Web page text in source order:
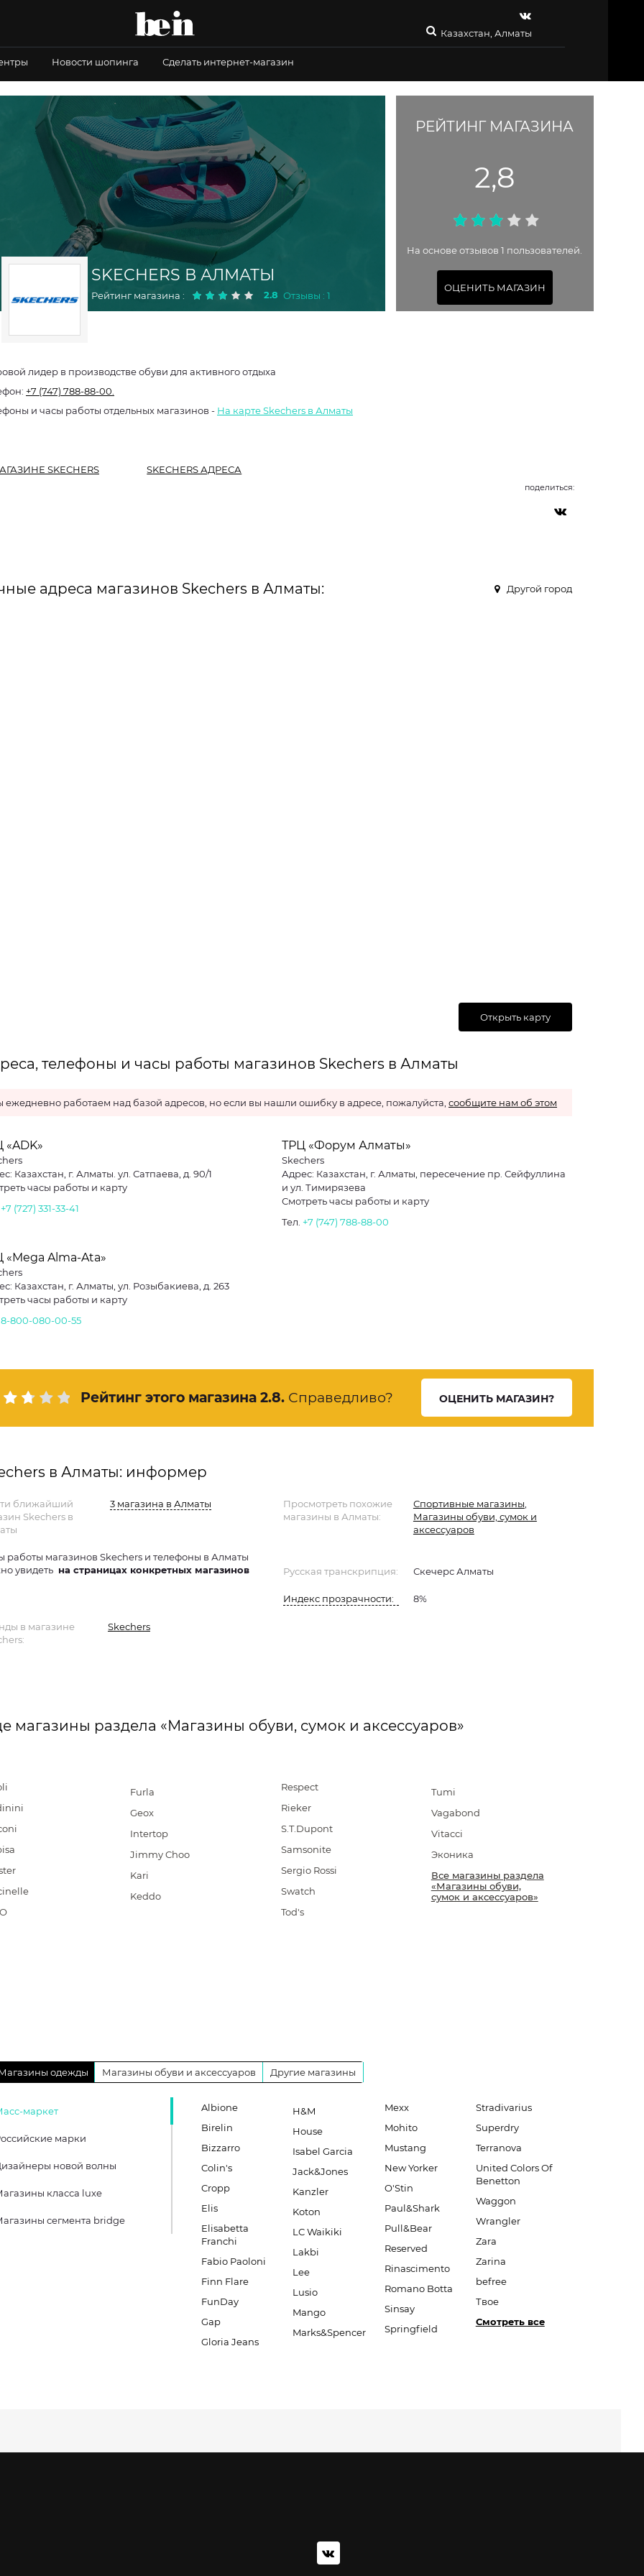
Казахстан, Алматы
Новости шопинга Сделать интернет-магазин
SKECHERS В АЛМАТЫ
Рейтинг магазина : 2.8 Отзывы : 1
РЕЙТИНГ МАГАЗИНА
2,8
На основе отзывов 1 пользователей.
ОЦЕНИТЬ МАГАЗИН
лидер в производстве обуви для активного отдыха
+7 (747) 788-88-00.
и часы работы отдельных магазинов - На карте Skechers в Алматы
SKECHERS SKECHERS АДРЕСА
поделиться:
адреса магазинов Skechers в Алматы: Другой город
Открыть карту
телефоны и часы работы магазинов Skechers в Алматы
ежедневно работаем над базой адресов, но если вы нашли ошибку в адресе, пожалуйста, сообщите нам об этом
«ADK»
Казахстан, г. Алматы. ул. Сатпаева, д. 90/1
часы работы и карту
+7 (727) 331-33-41
ТРЦ «Форум Алматы»
Skechers
Адрес: Казахстан, г. Алматы, пересечение пр. Сейфуллина
и ул. Тимирязева
Смотреть часы работы и карту
Тел. +7 (747) 788-88-00
«Mega Alma-Ata»
Казахстан, г. Алматы, ул. Розыбакиева, д. 263
часы работы и карту
8-800-080-00-55
Рейтинг этого магазина 2.8. Справедливо? ОЦЕНИТЬ МАГАЗИН?
в Алматы: информер
ближайший
Skechers в
3 магазина в Алматы
работы магазинов Skechers и телефоны в Алматы
увидеть на страницах конкретных магазинов
Просмотреть похожие
магазины в Алматы:
Спортивные магазины
Магазины обуви, сумок и
аксессуаров
Русская транскрипция: Скечерс Алматы
Индекс прозрачности: 8%
в магазине
Skechers
магазины раздела «Магазины обуви, сумок и аксессуаров»
Furla
Geox
Intertop
Jimmy Choo
Kari
Keddo
Respect
Rieker
S.T.Dupont
Samsonite
Sergio Rossi
Swatch
Tod's
Tumi
Vagabond
Vitacci
Эконика
Все магазины раздела
«Магазины обуви,
сумок и аксессуаров»
одежды Магазины обуви и аксессуаров Другие магазины
маркет
марки
новой волны
класса luxe
сегмента bridge
Albione
Birelin
Bizzarro
Colin's
Cropp
Elis
Elisabetta
Franchi
Fabio Paoloni
Finn Flare
FunDay
Gap
Gloria Jeans
H&M
House
Isabel Garcia
Jack&Jones
Kanzler
Koton
LC Waikiki
Lakbi
Lee
Lusio
Mango
Marks&Spencer
Mexx
Mohito
Mustang
New Yorker
O'Stin
Paul&Shark
Pull&Bear
Reserved
Rinascimento
Romano Botta
Sinsay
Springfield
Stradivarius
Superdry
Terranova
United Colors Of
Benetton
Waggon
Wrangler
Zara
Zarina
befree
Твое
Смотреть все